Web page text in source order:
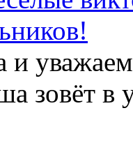
и
зовёт в